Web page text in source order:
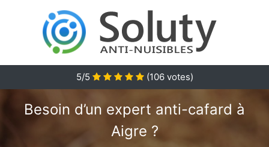
5/5 (106votes)
Besoin d’un expert anti-cafard à
Aigre ?